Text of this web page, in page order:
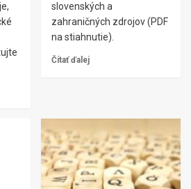
slovenských a
zahraničných zdrojov (PDF
na stiahnutie).
Čítať ďalej